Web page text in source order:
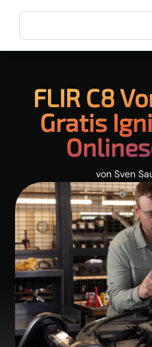
FLIR C8
Gratis
von Sven